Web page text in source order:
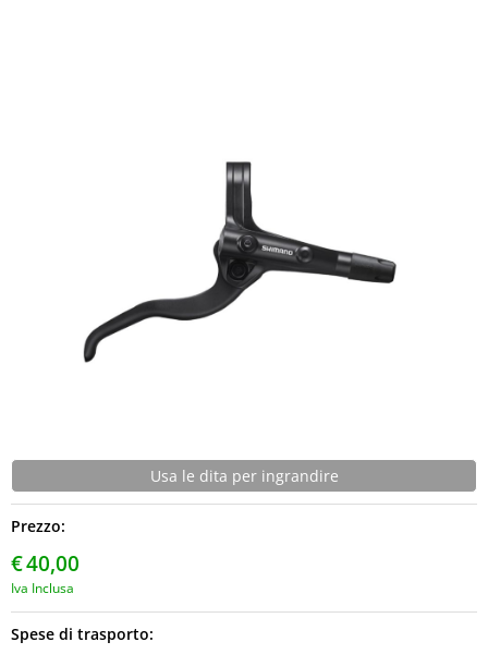
Usa le dita per ingrandire
Prezzo:
€40,00
Iva Inclusa
Spese di trasporto: